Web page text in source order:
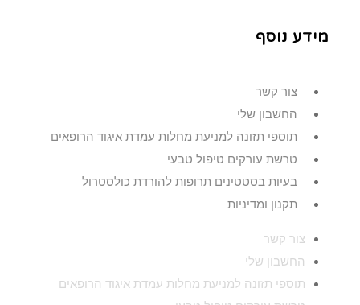
מידע נוסף
צור קשר
החשבון שלי
תוספי תזונה למניעת מחלות עמדת איגוד הרופאים
טרשת עורקים טיפול טבעי
בעיות בסטטינים תרופות להורדת כולסטרול
תקנון ומדיניות
צור קשר
החשבון שלי
תוספי תזונה למניעת מחלות עמדת איגוד הרופאים